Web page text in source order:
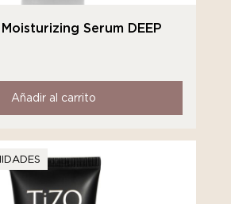
Serum DEEP
Añadir al carrito